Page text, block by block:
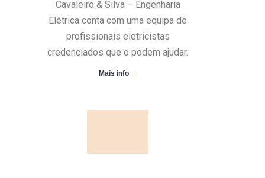
Cavaleiro & Silva – Engenharia
Elétrica conta com uma equipa de
profissionais eletricistas
credenciados que o podem ajudar.
Mais info